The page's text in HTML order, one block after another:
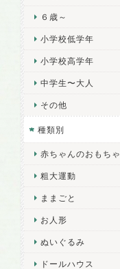
６歳～
小学校低学年
小学校高学年
中学生〜大人
その他
種類別
赤ちゃんのおもちゃ
粗大運動
ままごと
お人形
ぬいぐるみ
ドールハウス